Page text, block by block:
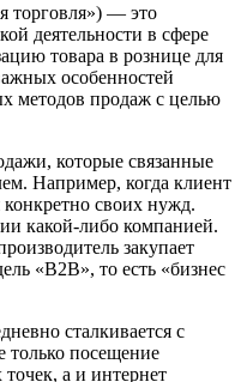
торговля») — это
деятельности в сфере
товара в рознице для
особенностей
методов продаж с целью
которые связанные
Например, когда клиент
конкретно своих нужд.
какой-либо компанией.
закупает
«B2B», то есть «бизнес
сталкивается с
посещение
а и интернет